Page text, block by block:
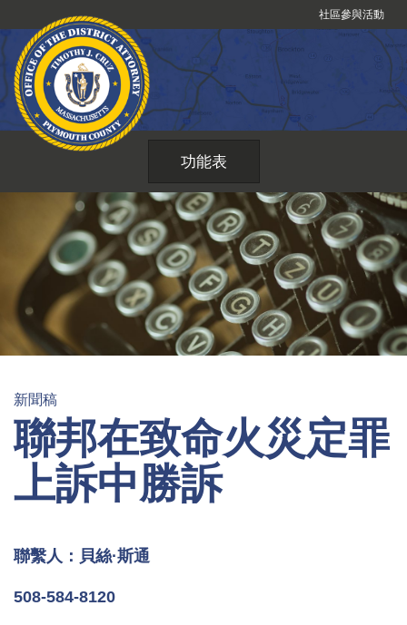
到
內
社區參與活動
功能表
新聞稿
聯邦在致命火災定罪
上訴中勝訴
聯繫人：貝絲·斯通
508-584-8120